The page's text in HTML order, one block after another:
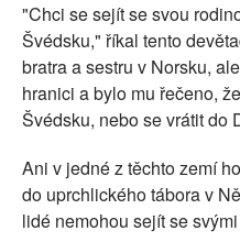
"Chci se sejít se svou
Švédsku," říkal tento
bratra a sestru v Norsku,
hranici a bylo mu řečeno,
Švédsku, nebo se vrátit do
Ani v jedné z těchto zemí
do uprchlického tábora v
lidé nemohou sejít se